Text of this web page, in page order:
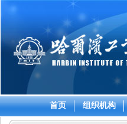
首页 组织机构